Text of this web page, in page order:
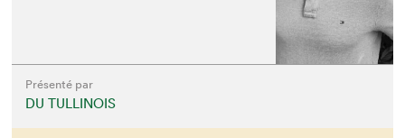
Présenté par
DU TULLINOIS